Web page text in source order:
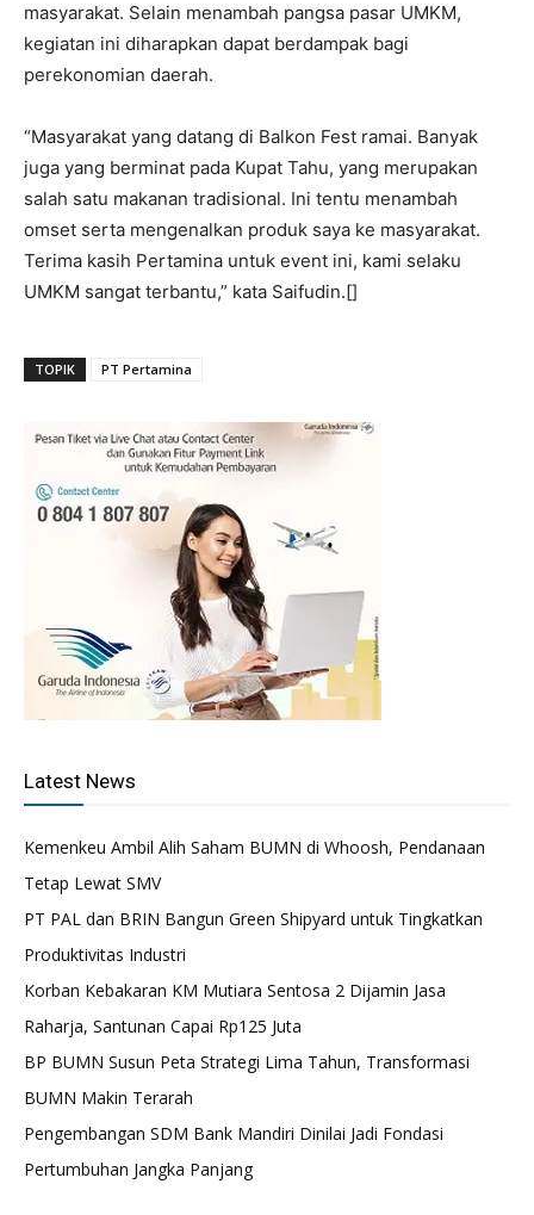
masyarakat. Selain menambah pangsa pasar UMKM,
kegiatan ini diharapkan dapat berdampak bagi
perekonomian daerah.
“Masyarakat yang datang di Balkon Fest ramai. Banyak
juga yang berminat pada Kupat Tahu, yang merupakan
salah satu makanan tradisional. Ini tentu menambah
omset serta mengenalkan produk saya ke masyarakat.
Terima kasih Pertamina untuk event ini, kami selaku
UMKM sangat terbantu,” kata Saifudin.[]
TOPIK PT Pertamina
Latest News
Kemenkeu Ambil Alih Saham BUMN di Whoosh, Pendanaan
Tetap Lewat SMV
PT PAL dan BRIN Bangun Green Shipyard untuk Tingkatkan
Produktivitas Industri
Korban Kebakaran KM Mutiara Sentosa 2 Dijamin Jasa
Raharja, Santunan Capai Rp125 Juta
BP BUMN Susun Peta Strategi Lima Tahun, Transformasi
BUMN Makin Terarah
Pengembangan SDM Bank Mandiri Dinilai Jadi Fondasi
Pertumbuhan Jangka Panjang